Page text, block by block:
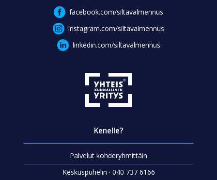
facebook.com/siltavalmennus
instagram.com/siltavalmennus
linkedin.com/siltavalmennus
Kenelle?
Palvelut kohderyhmittäin
Keskuspuhelin · 040 737 6166